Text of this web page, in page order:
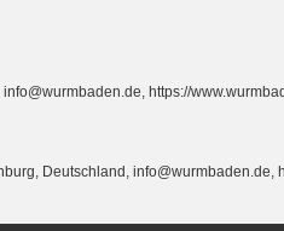
https://
Deutschland, info@wurmbaden.de,